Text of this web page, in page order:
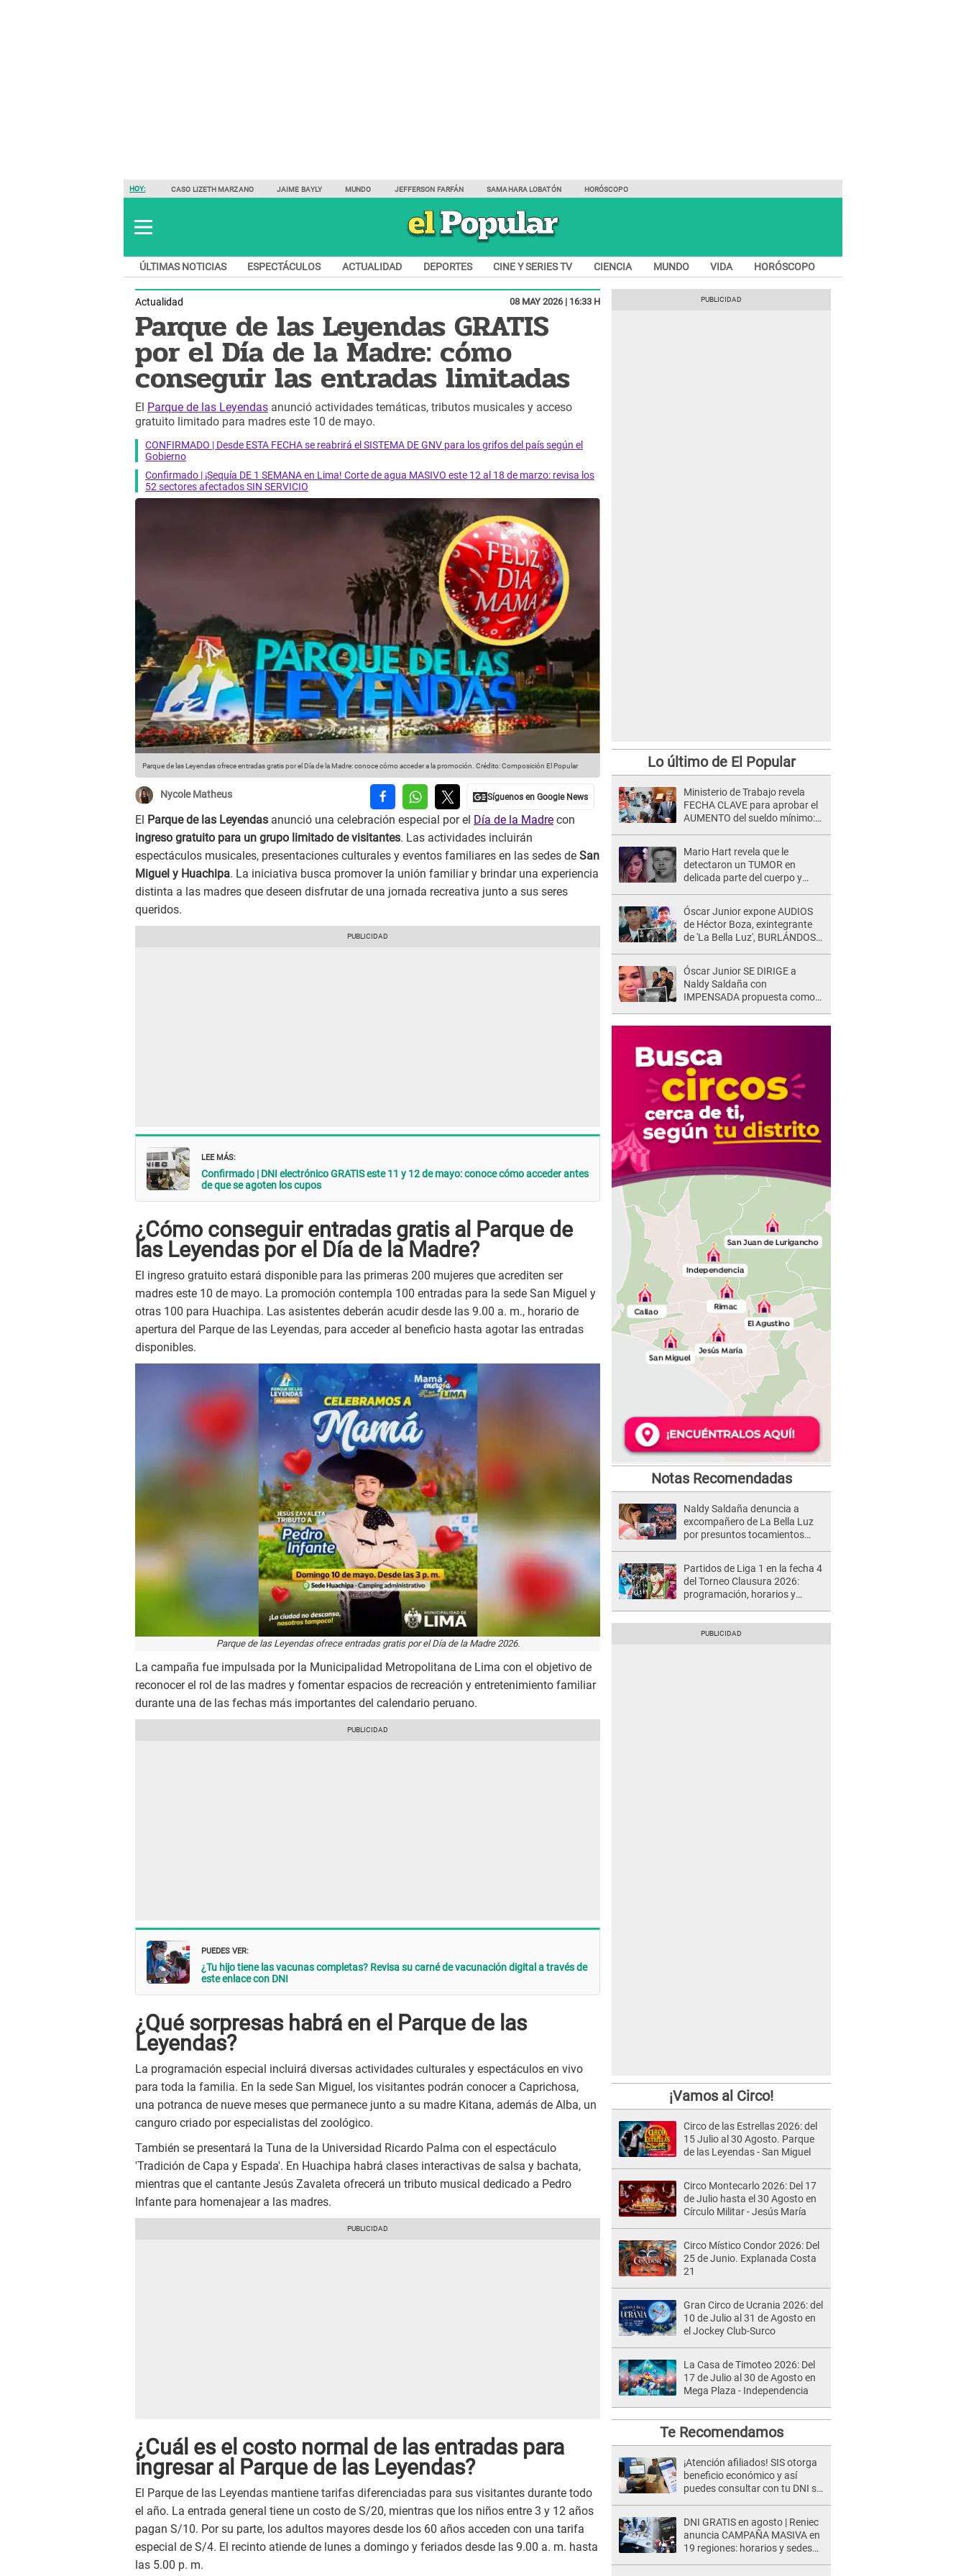
HOY: CASO LIZETH MARZANO JAIME BAYLY MUNDO JEFFERSON FARFÁN SAMAHARA LOBATÓN HORÓSCOPO
ÚLTIMAS NOTICIAS ESPECTÁCULOS ACTUALIDAD DEPORTES CINE Y SERIES TV CIENCIA MUNDO VIDA HORÓSCOPO
Actualidad 08 MAY 2026 | 16:33 H
Parque de las Leyendas GRATIS
por el Día de la Madre: cómo
conseguir las entradas limitadas
El Parque de las Leyendas anunció actividades temáticas, tributos musicales y acceso
gratuito limitado para madres este 10 de mayo.
CONFIRMADO | Desde ESTA FECHA se reabrirá el SISTEMA DE GNV para los grifos del país según el
Gobierno
Confirmado | ¡Sequía DE 1 SEMANA en Lima! Corte de agua MASIVO este 12 al 18 de marzo: revisa los
52 sectores afectados SIN SERVICIO
Parque de las Leyendas ofrece entradas gratis por el Día de la Madre: conoce cómo acceder a la promoción. Crédito: Composición El Popular
Nycole Matheus
El Parque de las Leyendas anunció una celebración especial por el Día de la Madre con
ingreso gratuito para un grupo limitado de visitantes. Las actividades incluirán
espectáculos musicales, presentaciones culturales y eventos familiares en las sedes de San
Miguel y Huachipa. La iniciativa busca promover la unión familiar y brindar una experiencia
distinta a las madres que deseen disfrutar de una jornada recreativa junto a sus seres
queridos.
LEE MÁS:
Confirmado | DNI electrónico GRATIS este 11 y 12 de mayo: conoce cómo acceder antes
de que se agoten los cupos
¿Cómo conseguir entradas gratis al Parque de
las Leyendas por el Día de la Madre?
El ingreso gratuito estará disponible para las primeras 200 mujeres que acrediten ser
madres este 10 de mayo. La promoción contempla 100 entradas para la sede San Miguel y
otras 100 para Huachipa. Las asistentes deberán acudir desde las 9.00 a. m., horario de
apertura del Parque de las Leyendas, para acceder al beneficio hasta agotar las entradas
disponibles.
Parque de las Leyendas ofrece entradas gratis por el Día de la Madre 2026.
La campaña fue impulsada por la Municipalidad Metropolitana de Lima con el objetivo de
reconocer el rol de las madres y fomentar espacios de recreación y entretenimiento familiar
durante una de las fechas más importantes del calendario peruano.
PUEDES VER:
¿Tu hijo tiene las vacunas completas? Revisa su carné de vacunación digital a través de
este enlace con DNI
¿Qué sorpresas habrá en el Parque de las
Leyendas?
La programación especial incluirá diversas actividades culturales y espectáculos en vivo
para toda la familia. En la sede San Miguel, los visitantes podrán conocer a Caprichosa,
una potranca de nueve meses que permanece junto a su madre Kitana, además de Alba, un
canguro criado por especialistas del zoológico.
También se presentará la Tuna de la Universidad Ricardo Palma con el espectáculo
'Tradición de Capa y Espada'. En Huachipa habrá clases interactivas de salsa y bachata,
mientras que el cantante Jesús Zavaleta ofrecerá un tributo musical dedicado a Pedro
Infante para homenajear a las madres.
¿Cuál es el costo normal de las entradas para
ingresar al Parque de las Leyendas?
El Parque de las Leyendas mantiene tarifas diferenciadas para sus visitantes durante todo
el año. La entrada general tiene un costo de S/20, mientras que los niños entre 3 y 12 años
pagan S/10. Por su parte, los adultos mayores desde los 60 años acceden con una tarifa
especial de S/4. El recinto atiende de lunes a domingo y feriados desde las 9.00 a. m. hasta
las 5.00 p. m.
Lo último de El Popular
Ministerio de Trabajo revela
FECHA CLAVE para aprobar el
AUMENTO del sueldo mínimo:
Mario Hart revela que le
detectaron un TUMOR en
delicada parte del cuerpo y
muy fuertes..."
Óscar Junior expone AUDIOS
de Héctor Boza, exintegrante
de 'La Bella Luz', BURLÁNDOSE
de maltrato: "Grábame..."
Óscar Junior SE DIRIGE a
Naldy Saldaña con
IMPENSADA propuesta como
Notas Recomendadas
Naldy Saldaña denuncia a
excompañero de La Bella Luz
por presuntos tocamientos
Partidos de Liga 1 en la fecha 4
del Torneo Clausura 2026:
programación, horarios y
¡Vamos al Circo!
Circo de las Estrellas 2026: del
15 Julio al 30 Agosto. Parque
de las Leyendas - San Miguel
Circo Montecarlo 2026: Del 17
de Julio hasta el 30 Agosto en
Círculo Militar - Jesús María
Circo Místico Condor 2026: Del
25 de Junio. Explanada Costa
21
Gran Circo de Ucrania 2026: del
10 de Julio al 31 de Agosto en
el Jockey Club-Surco
La Casa de Timoteo 2026: Del
17 de Julio al 30 de Agosto en
Mega Plaza - Independencia
Te Recomendamos
¡Atención afiliados! SIS otorga
beneficio económico y así
puedes consultar con tu DNI si
DNI GRATIS en agosto | Reniec
anuncia CAMPAÑA MASIVA en
19 regiones: horarios y sedes